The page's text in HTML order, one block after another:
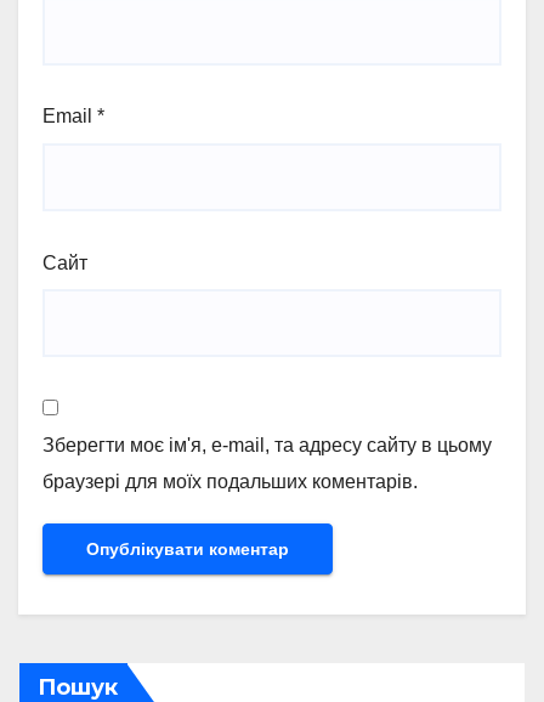
Email *
Сайт
Зберегти моє ім'я, e-mail, та адресу сайту в цьому
браузері для моїх подальших коментарів.
Пошук